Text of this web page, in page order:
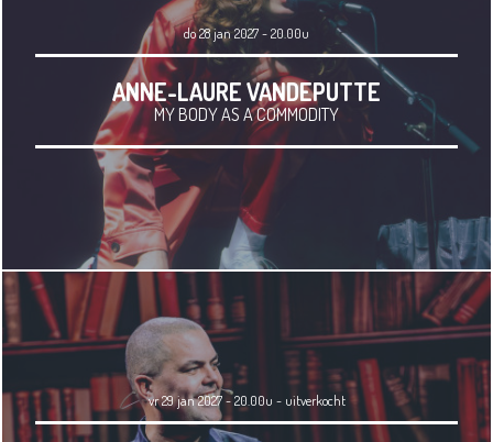
do 28 jan 2027 - 20.00u
ANNE-LAURE VANDEPUTTE
MY BODY AS A COMMODITY
vr 29 jan 2027 - 20.00u - uitverkocht